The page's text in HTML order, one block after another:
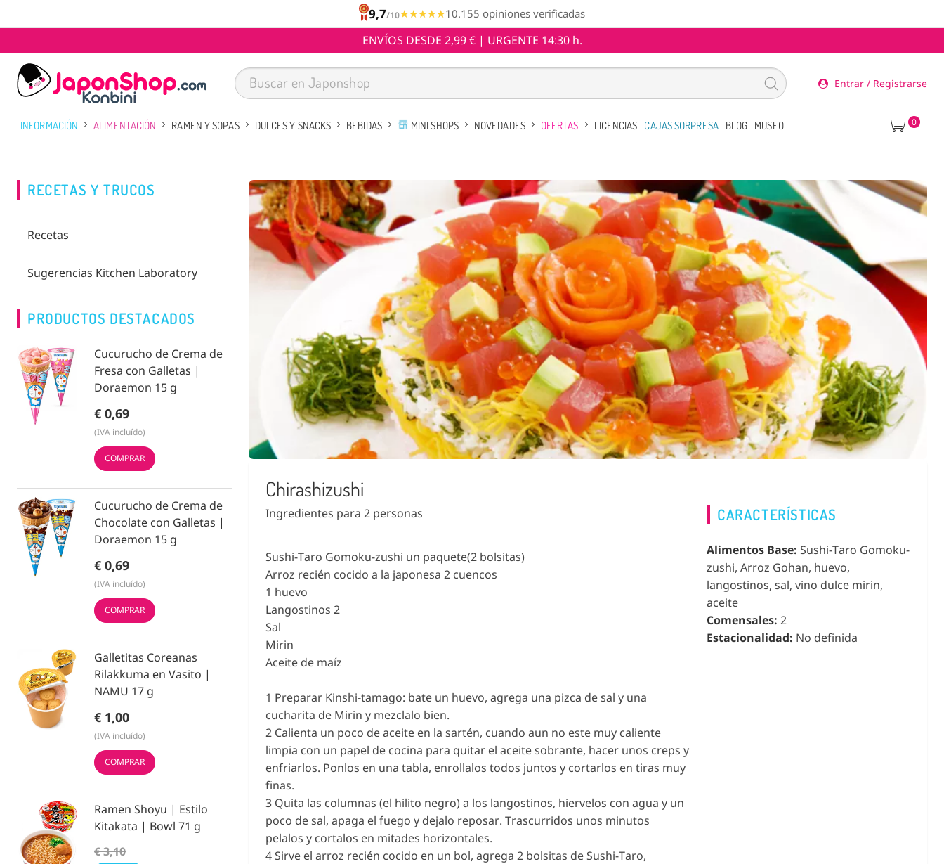
9,7/10★★★★★
★★★★★10.155 opiniones verificadas
ENVÍOS DESDE 2,99 € | URGENTE 14:30 h.
Entrar / Registrarse
INFORMACIÓN ALIMENTACIÓN RAMEN Y SOPAS DULCES Y SNACKS BEBIDAS MINI SHOPS NOVEDADES OFERTAS LICENCIAS CAJAS SORPRESA BLOG MUSEO 0
RECETAS Y TRUCOS
Recetas
Sugerencias Kitchen Laboratory
PRODUCTOS DESTACADOS
Cucurucho de Crema de
Fresa con Galletas |
Doraemon 15 g
€ 0,69
(IVA incluído)
COMPRAR
Cucurucho de Crema de
Chocolate con Galletas |
Doraemon 15 g
€ 0,69
(IVA incluído)
COMPRAR
Galletitas Coreanas
Rilakkuma en Vasito |
NAMU 17 g
€ 1,00
(IVA incluído)
COMPRAR
Ramen Shoyu | Estilo
Kitakata | Bowl 71 g
€ 3,10
Chirashizushi
Ingredientes para 2 personas
Sushi-Taro Gomoku-zushi un paquete(2 bolsitas)
Arroz recién cocido a la japonesa 2 cuencos
1 huevo
Langostinos 2
Sal
Mirin
Aceite de maíz
1 Preparar Kinshi-tamago: bate un huevo, agrega una pizca de sal y una
cucharita de Mirin y mezclalo bien.
2 Calienta un poco de aceite en la sartén, cuando aun no este muy caliente
limpia con un papel de cocina para quitar el aceite sobrante, hacer unos creps y
enfriarlos. Ponlos en una tabla, enrollalos todos juntos y cortarlos en tiras muy
finas.
3 Quita las columnas (el hilito negro) a los langostinos, hiervelos con agua y un
poco de sal, apaga el fuego y dejalo reposar. Trascurridos unos minutos
pelalos y cortalos en mitades horizontales.
4 Sirve el arroz recién cocido en un bol, agrega 2 bolsitas de Sushi-Taro,
CARACTERÍSTICAS
Alimentos Base: Sushi-Taro Gomoku-
zushi, Arroz Gohan, huevo,
langostinos, sal, vino dulce mirin,
aceite
Comensales: 2
Estacionalidad: No definida